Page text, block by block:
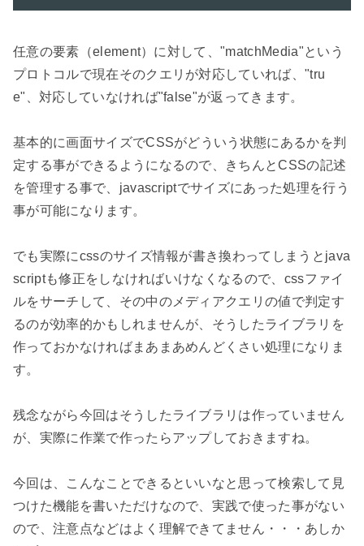
任意の要素（element）に対して、"matchMedia"という
プロトコルで現在そのクエリが対応していれば、"tru
e"、対応していなければ"false"が返ってきます。
基本的に画面サイズでCSSがどういう状態にあるかを判
定する事ができるようになるので、きちんとCSSの記述
を管理する事で、javascriptでサイズにあった処理を行う
事が可能になります。
でも実際にcssのサイズ情報が書き換わってしまうとjava
scriptも修正をしなければいけなくなるので、cssファイ
ルをサーチして、その中のメディアクエリの値で判定す
るのが効率的かもしれませんが、そうしたライブラリを
作っておかなければまあまあめんどくさい処理になりま
す。
残念ながら今回はそうしたライブラリは作っていません
が、実際に作業で作ったらアップしておきますね。
今回は、こんなことできるといいなと思って検索して見
つけた機能を書いただけなので、実践で使った事がない
ので、注意点などはよく理解できてません・・・あしか